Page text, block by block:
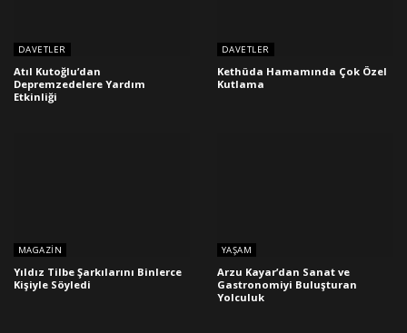
DAVETLER
Atıl Kutoğlu’dan
Depremzedelere Yardım
Etkinliği
DAVETLER
Kethüda Hamamında Çok Özel
Kutlama
MAGAZIN
Yıldız Tilbe Şarkılarını Binlerce
Kişiyle Söyledi
YAŞAM
Arzu Kayar’dan Sanat ve
Gastronomiyi Buluşturan
Yolculuk